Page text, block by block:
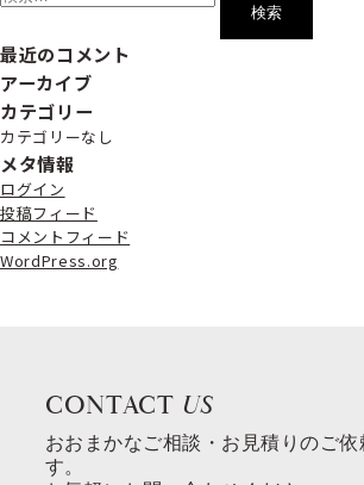
最近のコメント
アーカイブ
カテゴリー
カテゴリーなし
メタ情報
ログイン
投稿フィード
コメントフィード
WordPress.org
CONTACT US
おおまかなご相談・お見積りのご依
す。